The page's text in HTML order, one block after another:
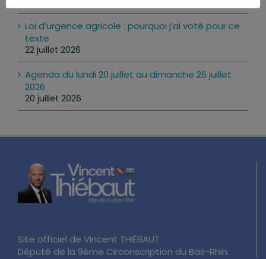
Loi d’urgence agricole : pourquoi j’ai voté pour ce
texte
22 juillet 2026
Agenda du lundi 20 juillet au dimanche 26 juillet
2026
20 juillet 2026
Site officiel de Vincent THIÉBAUT
Député de la 9ème Circonscription du Bas-Rhin.